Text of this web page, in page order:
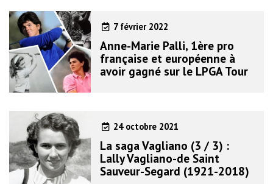
7 février 2022
Anne-Marie Palli, 1ère pro
française et européenne à
avoir gagné sur le LPGA Tour
24 octobre 2021
La saga Vagliano (3 / 3) :
Lally Vagliano-de Saint
Sauveur-Segard (1921-2018)